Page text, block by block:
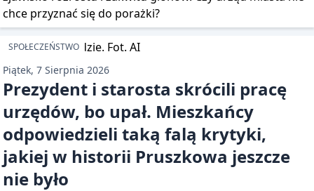
chce przyznać się do porażki?
SPOŁECZEŃSTWO
Piątek, 7 Sierpnia 2026
Prezydent i starosta skrócili pracę
urzędów, bo upał. Mieszkańcy
odpowiedzieli taką falą krytyki,
jakiej w historii Pruszkowa jeszcze
nie było